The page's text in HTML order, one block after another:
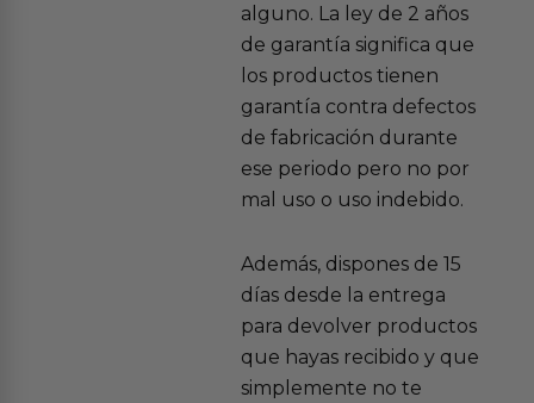
alguno. La ley de 2 años
de garantía significa que
los productos tienen
garantía contra defectos
de fabricación durante
ese periodo pero no por
mal uso o uso indebido.
Además, dispones de 15
días desde la entrega
para devolver productos
que hayas recibido y que
simplemente no te